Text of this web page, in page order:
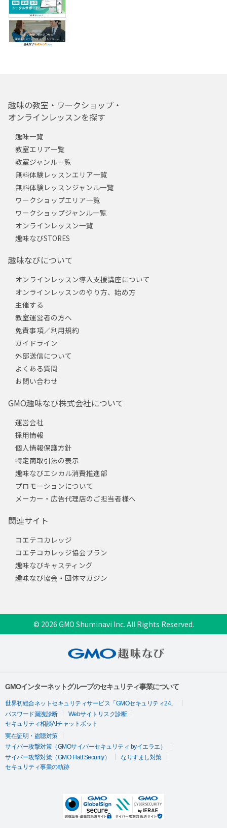
趣味の教室・ワークショップ・
オンラインレッスンを探す
趣味一覧
教室エリア一覧
教室ジャンル一覧
無料体験レッスンエリア一覧
無料体験レッスンジャンル一覧
ワークショップエリア一覧
ワークショップジャンル一覧
オンラインレッスン一覧
趣味なびSTORES
趣味なびについて
オンラインレッスン導入支援講座について
オンラインレッスンのやり方、始め方
主催する
教室運営者の方へ
免責事項／利用規約
ガイドライン
外部送信について
よくある質問
お問い合わせ
GMO趣味なび株式会社について
運営会社
採用情報
個人情報保護方針
特定商取引法の表示
趣味なびエシカル消費推進部
プロモーションについて
メーカー・広告代理店のご担当者様へ
関連サイト
コエテコカレッジ
コエテコカレッジ協会プラン
趣味なびキャスティング
趣味なび協会・団体マガジン
© 2026 GMO Shuminavi Inc. All Rights Reserved.